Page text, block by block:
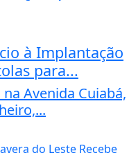
à Implantação
para...
Avenida Cuiabá,